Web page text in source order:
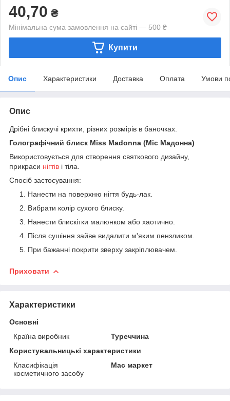
40,70 ₴
Мінімальна сума замовлення на сайті — 500 ₴
Купити
Опис Характеристики Доставка Оплата Умови
Опис
Дрібні блискучі крихти, різних розмірів в баночках.
Голографічний блиск Miss Madonna (Міс Мадонна)
Використовується для створення святкового дизайну,
прикраси нігтів і тіла.
Спосіб застосування:
Нанести на поверхню нігтя будь-лак.
Вибрати колір сухого блиску.
Нанести блискітки малюнком або хаотично.
Після сушіння зайве видалити м'яким пензликом.
При бажанні покрити зверху закріплювачем.
Приховати
Характеристики
Основні
Країна виробник
Туреччина
Користувальницькі характеристики
Класифікація
косметичного засобу
Мас маркет